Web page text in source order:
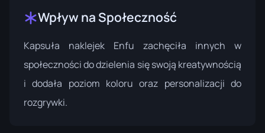
Wpływ na Społeczność
Kapsuła naklejek Enfu zachęciła innych w
społeczności do dzielenia się swoją kreatywnością
i dodała poziom koloru oraz personalizacji do
rozgrywki.